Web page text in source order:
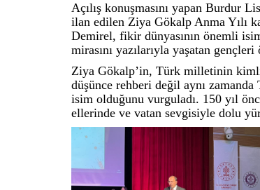
Açılış konuşmasını yapan Burdur
ilan edilen Ziya Gökalp Anma Yılı
Demirel, fikir dünyasının önemli
mirasını yazılarıyla yaşatan
Ziya Gökalp’in, Türk milletinin
düşünce rehberi değil aynı
isim olduğunu vurguladı. 150 yıl
ellerinde ve vatan sevgisiyle dolu